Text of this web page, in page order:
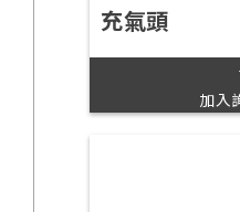
充氣頭
加入